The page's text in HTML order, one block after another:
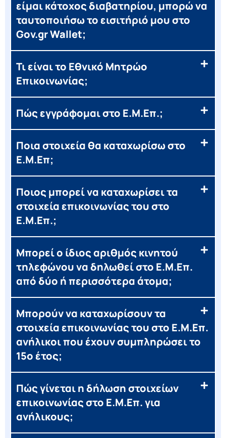
είμαι κάτοχος διαβατηρίου, μπορώ να
ταυτοποιήσω το εισιτήριό μου στο
Gov.gr Wallet;
Τι είναι το Εθνικό Μητρώο
Επικοινωνίας;
Πώς εγγράφομαι στο Ε.Μ.Επ.;
Ποια στοιχεία θα καταχωρίσω στο
Ε.Μ.Επ;
Ποιος μπορεί να καταχωρίσει τα
στοιχεία επικοινωνίας του στο
Ε.Μ.Επ.;
Μπορεί ο ίδιος αριθμός κινητού
τηλεφώνου να δηλωθεί στο Ε.Μ.Επ.
από δύο ή περισσότερα άτομα;
Μπορούν να καταχωρίσουν τα
στοιχεία επικοινωνίας του στο Ε.Μ.Επ.
ανήλικοι που έχουν συμπληρώσει το
15ο έτος;
Πώς γίνεται η δήλωση στοιχείων
επικοινωνίας στο Ε.Μ.Επ. για
ανήλικους;